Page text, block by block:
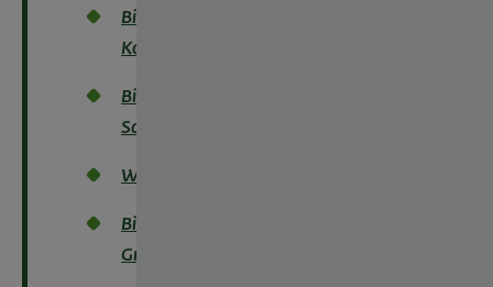
Bio-
Kornspitz
Bio-
Sonnenigel
Wachauer
Bio-
Grahamweckerl